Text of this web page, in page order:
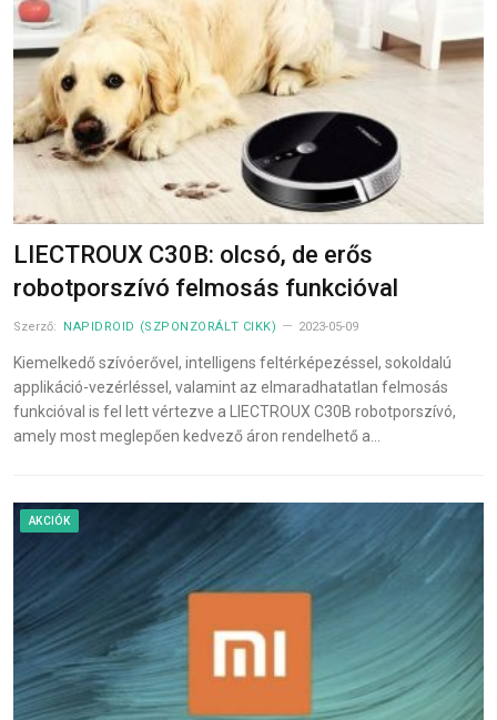
LIECTROUX C30B: olcsó, de erős
robotporszívó felmosás funkcióval
Szerző: NAPIDROID (SZPONZORÁLT CIKK) 2023-05-09
Kiemelkedő szívóerővel, intelligens feltérképezéssel, sokoldalú
applikáció-vezérléssel, valamint az elmaradhatatlan felmosás
funkcióval is fel lett vértezve a LIECTROUX C30B robotporszívó,
amely most meglepően kedvező áron rendelhető a…
AKCIÓK